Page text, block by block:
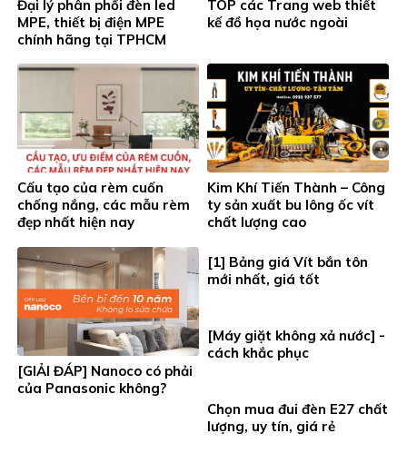
Đại lý phân phối đèn led
MPE, thiết bị điện MPE
chính hãng tại TPHCM
TOP các Trang web thiết
kế đồ họa nước ngoài
Cấu tạo của rèm cuốn
chống nắng, các mẫu rèm
đẹp nhất hiện nay
Kim Khí Tiến Thành – Công
ty sản xuất bu lông ốc vít
chất lượng cao
[GIẢI ĐÁP] Nanoco có phải
của Panasonic không?
[1] Bảng giá Vít bắn tôn
mới nhất, giá tốt
[Máy giặt không xả nước] -
cách khắc phục
Chọn mua đui đèn E27 chất
lượng, uy tín, giá rẻ